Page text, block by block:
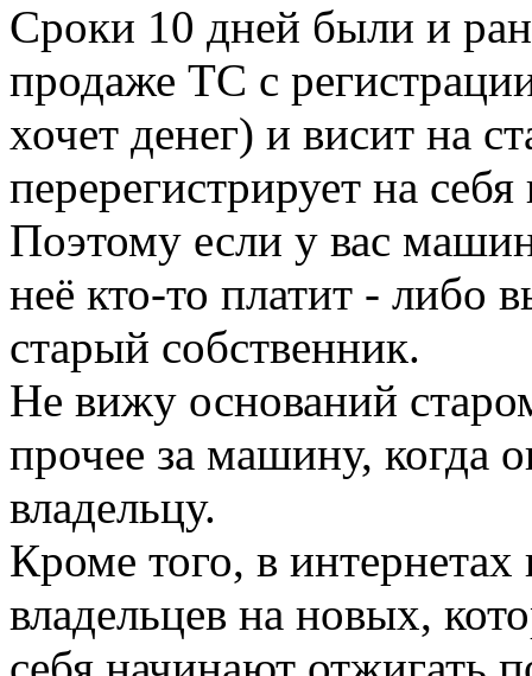
Сроки 10 дней были и
продаже ТС с
хочет денег) и висит на
перерегистрирует на
Поэтому если у вас
неё кто-то платит - либо
старый собственник.
Не вижу оснований
прочее за машину, когда
владельцу.
Кроме того, в
владельцев на новых,